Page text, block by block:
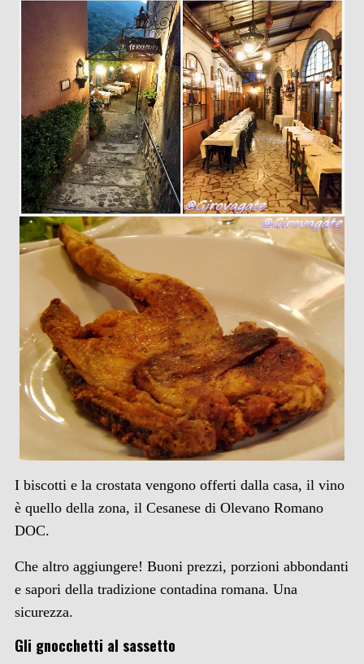
I biscotti e la crostata vengono offerti dalla casa, il vino
è quello della zona, il Cesanese di Olevano Romano
DOC.
Che altro aggiungere! Buoni prezzi, porzioni abbondanti
e sapori della tradizione contadina romana. Una
sicurezza.
Gli gnocchetti al sassetto